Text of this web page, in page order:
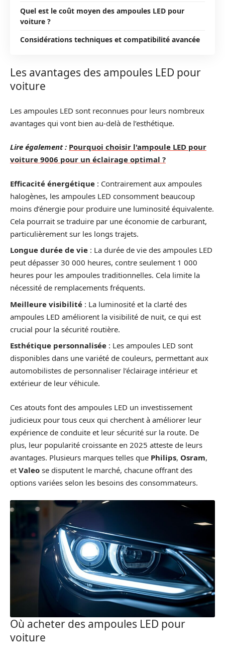
Quel est le coût moyen des ampoules LED pour
voiture ?
Considérations techniques et compatibilité avancée
Les avantages des ampoules LED pour
voiture
Les ampoules LED sont reconnues pour leurs nombreux
avantages qui vont bien au-delà de l’esthétique.
Lire également : Pourquoi choisir l'ampoule LED pour
voiture 9006 pour un éclairage optimal ?
Efficacité énergétique : Contrairement aux ampoules
halogènes, les ampoules LED consomment beaucoup
moins d’énergie pour produire une luminosité équivalente.
Cela pourrait se traduire par une économie de carburant,
particulièrement sur les longs trajets.
Longue durée de vie : La durée de vie des ampoules LED
peut dépasser 30 000 heures, contre seulement 1 000
heures pour les ampoules traditionnelles. Cela limite la
nécessité de remplacements fréquents.
Meilleure visibilité : La luminosité et la clarté des
ampoules LED améliorent la visibilité de nuit, ce qui est
crucial pour la sécurité routière.
Esthétique personnalisée : Les ampoules LED sont
disponibles dans une variété de couleurs, permettant aux
automobilistes de personnaliser l’éclairage intérieur et
extérieur de leur véhicule.
Ces atouts font des ampoules LED un investissement
judicieux pour tous ceux qui cherchent à améliorer leur
expérience de conduite et leur sécurité sur la route. De
plus, leur popularité croissante en 2025 atteste de leurs
avantages. Plusieurs marques telles que Philips, Osram,
et Valeo se disputent le marché, chacune offrant des
options variées selon les besoins des consommateurs.
Où acheter des ampoules LED pour
voiture